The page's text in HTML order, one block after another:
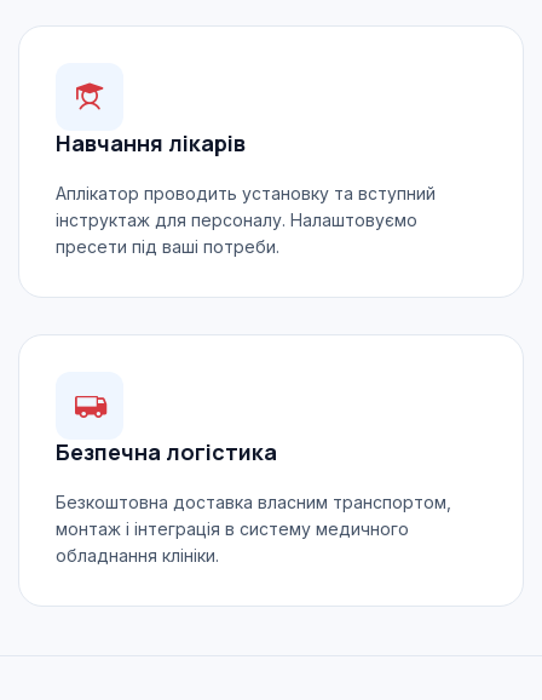
Навчання лікарів
Аплікатор проводить установку та вступний
інструктаж для персоналу. Налаштовуємо
пресети під ваші потреби.
Безпечна логістика
Безкоштовна доставка власним транспортом,
монтаж і інтеграція в систему медичного
обладнання клініки.